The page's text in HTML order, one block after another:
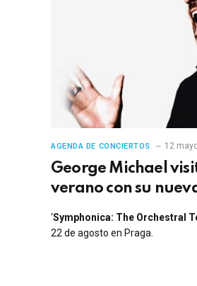
AGENDA DE CONCIERTOS 12
George Michael
verano con su
‘Symphonica: The Orchestral
22 de agosto en Praga.